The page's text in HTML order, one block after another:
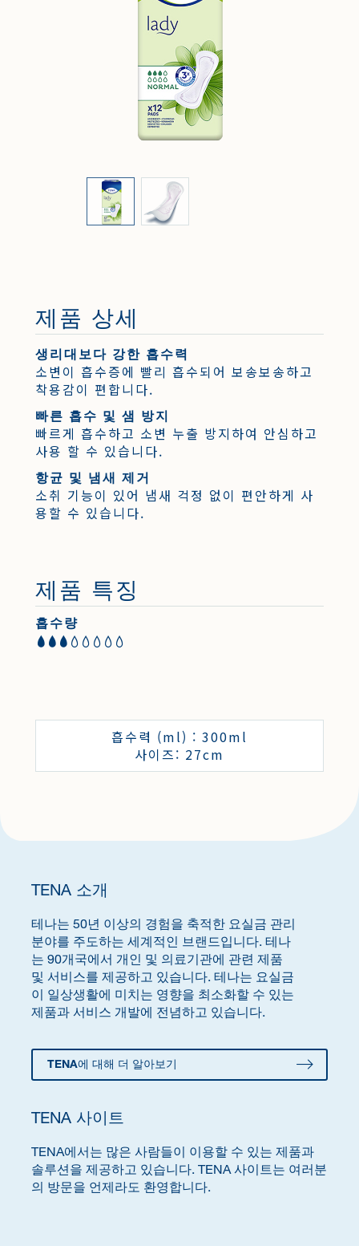
제품 상세
생리대보다 강한 흡수력
소변이 흡수증에 빨리 흡수되어 보송보송하고
착용감이 편합니다.
빠른 흡수 및 샘 방지
빠르게 흡수하고 소변 누출 방지하여 안심하고
사용 할 수 있습니다.
항균 및 냄새 제거
소취 기능이 있어 냄새 걱정 없이 편안하게 사
용할 수 있습니다.
제품 특징
흡수량
흡수력 (ml) : 300ml
사이즈: 27cm
TENA 소개
테나는 50년 이상의 경험을 축적한 요실금 관리
분야를 주도하는 세계적인 브랜드입니다. 테나
는 90개국에서 개인 및 의료기관에 관련 제품
및 서비스를 제공하고 있습니다. 테나는 요실금
이 일상생활에 미치는 영향을 최소화할 수 있는
제품과 서비스 개발에 전념하고 있습니다.
TENA에 대해 더 알아보기
TENA 사이트
TENA에서는 많은 사람들이 이용할 수 있는 제품과
솔루션을 제공하고 있습니다. TENA 사이트는 여러분
의 방문을 언제라도 환영합니다.